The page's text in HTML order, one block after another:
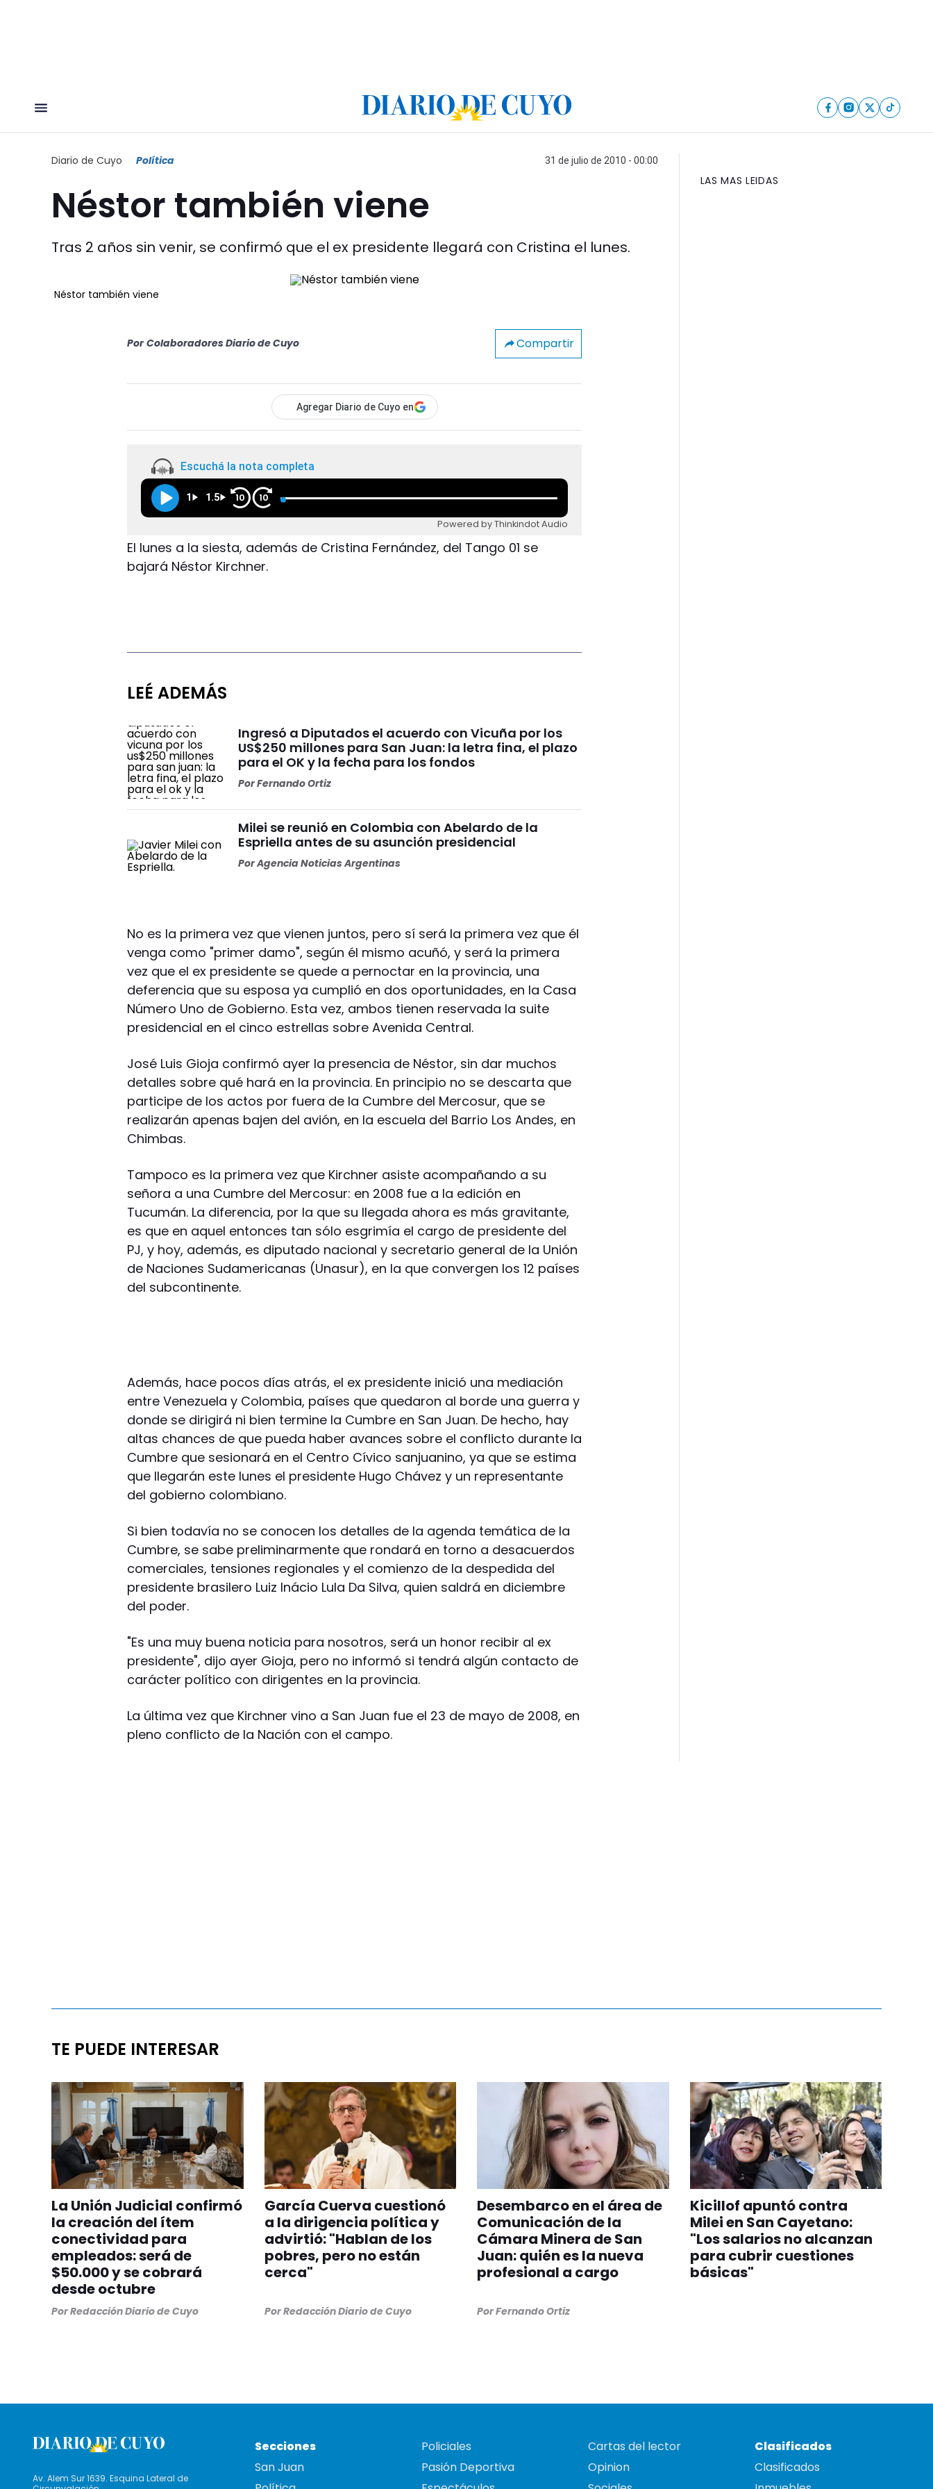
Diario de Cuyo Política 31 de julio de 2010 - 00:00
Néstor también viene
Tras 2 años sin venir, se confirmó que el ex presidente llegará con Cristina el lunes.
Néstor también viene
Por Colaboradores Diario de Cuyo Compartir
Agregar Diario de Cuyo en
Escuchá la nota completa
1 1.5 10 10
Powered by Thinkindot Audio
El lunes a la siesta, además de Cristina Fernández, del Tango 01 se
bajará Néstor Kirchner.
LEÉ ADEMÁS
Ingresó a Diputados el acuerdo con Vicuña por los
US$250 millones para San Juan: la letra fina, el plazo
para el OK y la fecha para los fondos
PorFernando Ortiz
Milei se reunió en Colombia con Abelardo de la
Espriella antes de su asunción presidencial
PorAgencia Noticias Argentinas
No es la primera vez que vienen juntos, pero sí será la primera vez que él
venga como "primer damo", según él mismo acuñó, y será la primera
vez que el ex presidente se quede a pernoctar en la provincia, una
deferencia que su esposa ya cumplió en dos oportunidades, en la Casa
Número Uno de Gobierno. Esta vez, ambos tienen reservada la suite
presidencial en el cinco estrellas sobre Avenida Central.
José Luis Gioja confirmó ayer la presencia de Néstor, sin dar muchos
detalles sobre qué hará en la provincia. En principio no se descarta que
participe de los actos por fuera de la Cumbre del Mercosur, que se
realizarán apenas bajen del avión, en la escuela del Barrio Los Andes, en
Chimbas.
Tampoco es la primera vez que Kirchner asiste acompañando a su
señora a una Cumbre del Mercosur: en 2008 fue a la edición en
Tucumán. La diferencia, por la que su llegada ahora es más gravitante,
es que en aquel entonces tan sólo esgrimía el cargo de presidente del
PJ, y hoy, además, es diputado nacional y secretario general de la Unión
de Naciones Sudamericanas (Unasur), en la que convergen los 12 países
del subcontinente.
Además, hace pocos días atrás, el ex presidente inició una mediación
entre Venezuela y Colombia, países que quedaron al borde una guerra y
donde se dirigirá ni bien termine la Cumbre en San Juan. De hecho, hay
altas chances de que pueda haber avances sobre el conflicto durante la
Cumbre que sesionará en el Centro Cívico sanjuanino, ya que se estima
que llegarán este lunes el presidente Hugo Chávez y un representante
del gobierno colombiano.
Si bien todavía no se conocen los detalles de la agenda temática de la
Cumbre, se sabe preliminarmente que rondará en torno a desacuerdos
comerciales, tensiones regionales y el comienzo de la despedida del
presidente brasilero Luiz Inácio Lula Da Silva, quien saldrá en diciembre
del poder.
"Es una muy buena noticia para nosotros, será un honor recibir al ex
presidente", dijo ayer Gioja, pero no informó si tendrá algún contacto de
carácter político con dirigentes en la provincia.
La última vez que Kirchner vino a San Juan fue el 23 de mayo de 2008, en
pleno conflicto de la Nación con el campo.
LAS MAS LEIDAS
TE PUEDE INTERESAR
La Unión Judicial confirmó
la creación del ítem
conectividad para
empleados: será de
$50.000 y se cobrará
desde octubre
PorRedacción Diario de Cuyo
García Cuerva cuestionó
a la dirigencia política y
advirtió: "Hablan de los
pobres, pero no están
cerca"
PorRedacción Diario de Cuyo
Desembarco en el área de
Comunicación de la
Cámara Minera de San
Juan: quién es la nueva
profesional a cargo
PorFernando Ortiz
Kicillof apuntó contra
Milei en San Cayetano:
"Los salarios no alcanzan
para cubrir cuestiones
básicas"
Av. Alem Sur 1639. Esquina Lateral de
Secciones
San Juan
Policiales
Pasión Deportiva
Cartas del lector
Opinion
Clasificados
Clasificados